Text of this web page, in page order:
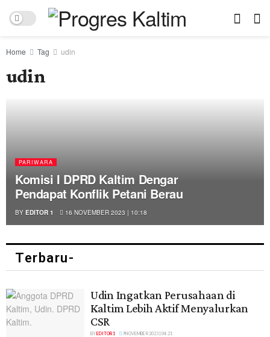
Home Tag udin
udin
PARIWARA
Komisi I DPRD Kaltim Dengar
Pendapat Konflik Petani Berau
BY EDITOR 1 16 NOVEMBER 2023 | 10:18
Terbaru-
Udin Ingatkan Perusahaan di
Kaltim Lebih Aktif Menyalurkan
CSR
BY EDITOR 1 9 NOVEMBER 2023 | 04:21